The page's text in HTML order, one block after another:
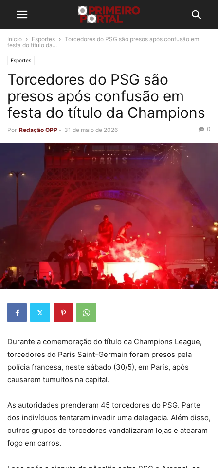
Início Esportes
Torcedores do PSG são presos após confusão em
festa do título da...
Esportes
Torcedores do PSG são
presos após confusão em
festa do título da Champions
Por Redação OPP - 31 de maio de 2026 0
Durante a comemoração do título da Champions League,
torcedores do Paris Saint-Germain foram presos pela
polícia francesa, neste sábado (30/5), em Paris, após
causarem tumultos na capital.
As autoridades prenderam 45 torcedores do PSG. Parte
dos indivíduos tentaram invadir uma delegacia. Além disso,
outros grupos de torcedores vandalizaram lojas e atearam
fogo em carros.